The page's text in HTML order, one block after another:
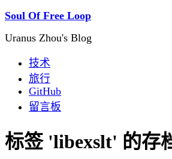
Soul Of Free Loop
Uranus Zhou's Blog
技术
旅行
GitHub
留言板
标签 'libexslt' 的存